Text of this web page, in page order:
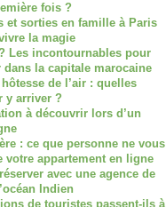
fois ?
et sorties en famille à Paris
la magie
Les incontournables pour
la capitale marocaine
de l’air : quelles
y arriver ?
à découvrir lors d’un
: ce que personne ne vous
votre appartement en ligne
avec une agence de
Indien
de touristes passent-ils à